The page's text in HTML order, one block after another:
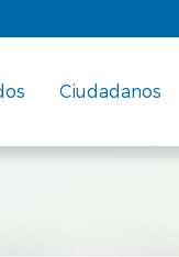
Ciudadanos